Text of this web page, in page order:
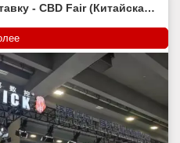
- CBD Fair (Китайская